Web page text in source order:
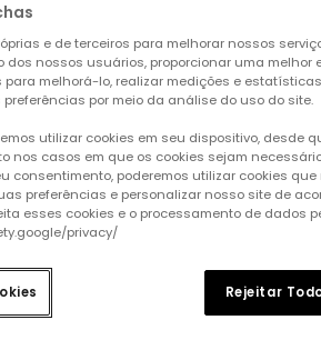
e de terceiros para melhorar nossos
nossos usuários, proporcionar uma melhor
melhorá-lo, realizar medições e
por meio da análise do uso do site.
utilizar cookies em seu dispositivo, desde
nos casos em que os cookies sejam
consentimento, poderemos utilizar cookies
preferências e personalizar nosso site de
esses cookies e o processamento de dados
privacy/
Rejeitar